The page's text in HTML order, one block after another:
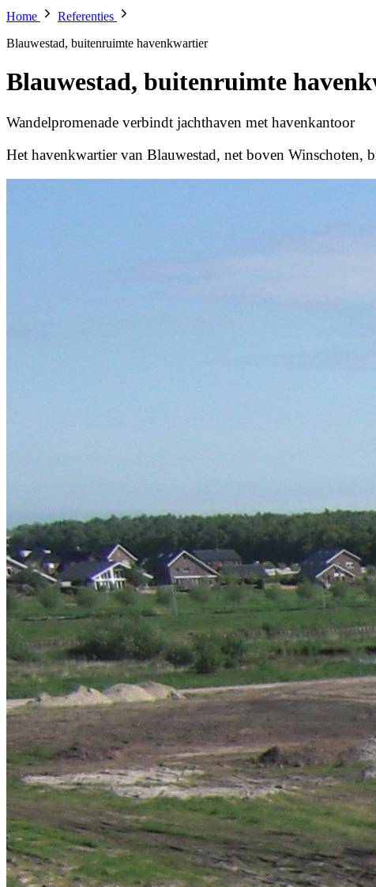
Home
Referenties
Blauwestad, buitenruimte havenkwartier
Blauwestad, buitenruimte
Wandelpromenade verbindt jachthaven met havenkantoor
Het havenkwartier van Blauwestad, net boven Winschoten,